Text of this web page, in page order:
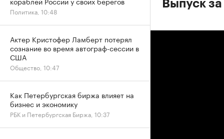
Выпуск
Политика, 10:48
Актер Кристофер Ламберт потерял
сознание во время автограф-сессии в
США
Общество, 10:47
Как Петербургская биржа влияет на
бизнес и экономику
РБК и Петербургская Биржа, 10:37